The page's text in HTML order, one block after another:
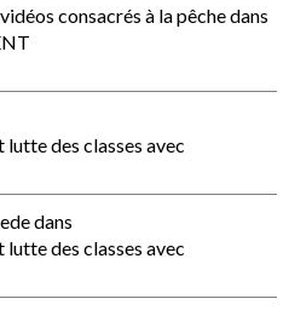
consacrés à la pêchedans
des classes avec
dans
des classes avec